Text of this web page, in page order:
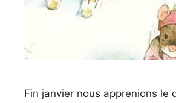
Fin janvier nous apprenions